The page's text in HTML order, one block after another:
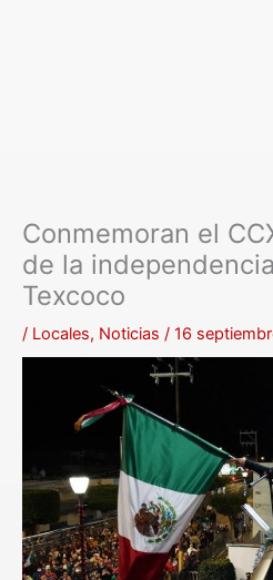
Conmemoran el
de la
Texcoco
/ Locales, Noticias / 16